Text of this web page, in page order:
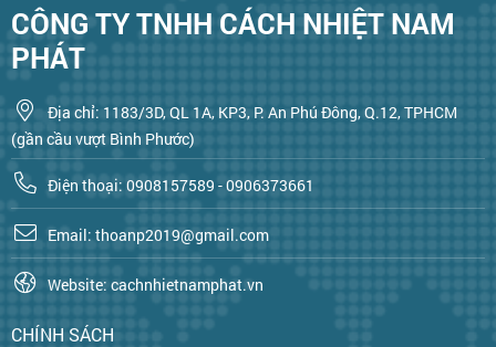
CÔNG TY TNHH CÁCH NHIỆT NAM
PHÁT
Địa chỉ: 1183/3D, QL 1A, KP3, P. An Phú Đông, Q.12, TPHCM
(gần cầu vượt Bình Phước)
Điện thoại: 0908157589 - 0906373661
Email: thoanp2019@gmail.com
Website: cachnhietnamphat.vn
CHÍNH SÁCH